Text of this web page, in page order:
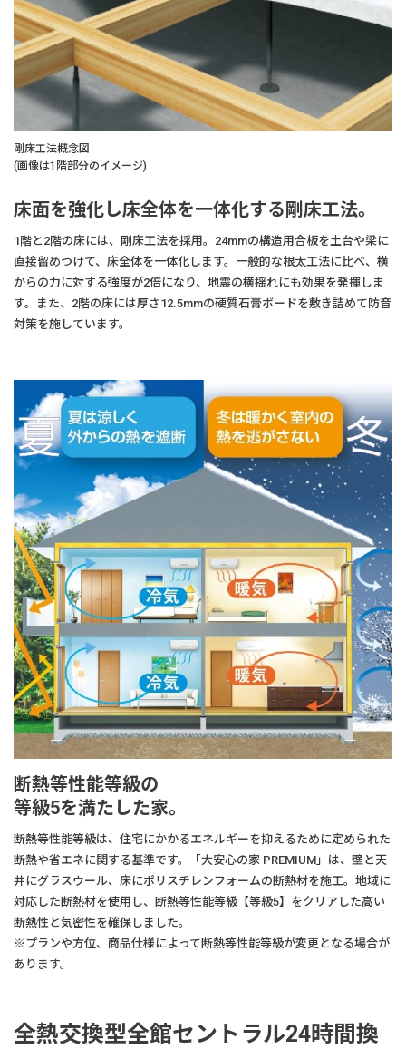
剛床工法概念図
(画像は1階部分のイメージ)
床面を強化し床全体を一体化する剛床工法。
1階と2階の床には、剛床工法を採用。24mmの構造用合板を土台や梁に
直接留めつけて、床全体を一体化します。一般的な根太工法に比べ、横
からの力に対する強度が2倍になり、地震の横揺れにも効果を発揮しま
す。また、2階の床には厚さ12.5mmの硬質石膏ボードを敷き詰めて防音
対策を施しています。
断熱等性能等級の
等級5を満たした家。
断熱等性能等級は、住宅にかかるエネルギーを抑えるために定められた
断熱や省エネに関する基準です。「大安心の家 PREMIUM」は、壁と天
井にグラスウール、床にポリスチレンフォームの断熱材を施工。地域に
対応した断熱材を使用し、断熱等性能等級【等級5】をクリアした高い
断熱性と気密性を確保しました。
※プランや方位、商品仕様によって断熱等性能等級が変更となる場合が
あります。
全熱交換型全館セントラル24時間換